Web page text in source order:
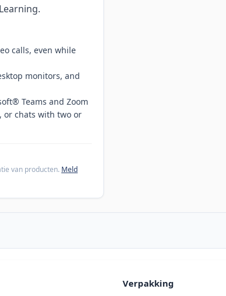
calls, even while
monitors, and
Teams and Zoom
or chats with two or
van producten. Meld
Verpakking